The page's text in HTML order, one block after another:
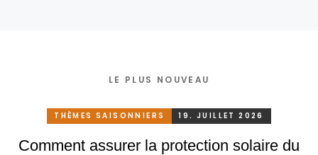
LE PLUS NOUVEAU
THÈMES SAISONNIERS 19. JUILLET 2026
Comment assurer la protection solaire du